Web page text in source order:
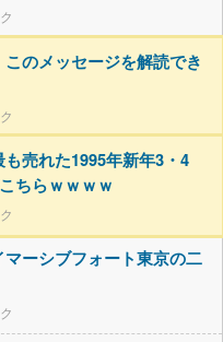
このメッセージを解読でき
も売れた1995年新年3・4
ちらｗｗｗｗ
ーシブフォート東京の二